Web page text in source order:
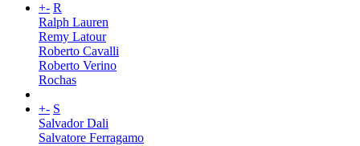
+- R
Ralph Lauren
Remy Latour
Roberto Cavalli
Roberto Verino
Rochas
+- S
Salvador Dali
Salvatore Ferragamo